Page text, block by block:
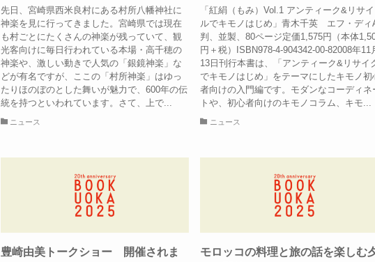
先日、宮崎県西米良村にある村所八幡神社に
神楽を見に行ってきました。宮崎県では現在
も村ごとにたくさんの神楽が残っていて、観
光客向けに毎日行われている本場・高千穂の
神楽や、激しい動きで人気の「銀鏡神楽」な
どが有名ですが、ここの「村所神楽」はゆっ
たりほのぼのとした舞いが魅力で、600年の伝
統を持つといわれています。さて、上で...
ニュース
「紅絹（もみ）Vol.1 アンティーク&リサ
ルでキモノはじめ」青木千英 エフ・ディ
判、並製、80ページ定価1,575円（本体
円＋税）ISBN978-4-904342-00-82008年11
13日刊行本書は、「アンティーク&リサイ
でキモノはじめ」をテーマにしたキモノ初
者向けの入門編です。モダンなコーディネ
トや、初心者向けのキモノコラム、キモ...
ニュース
豊崎由美トークショー 開催されま
モロッコの料理と旅の話を楽しむ